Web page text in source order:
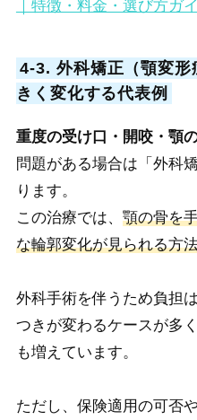
｜特徴・料金・選び方ガ
4-3. 外科矯正（顎変形
きく変化する代表例
重度の受け口・開咬・顎
問題がある場合は「外科
ります。
この治療では、 顎の骨を
な輪郭変化が見られる方
外科手術を伴うため負担
つきが変わるケースが多
も増えています。
ただし、保険適用の可否